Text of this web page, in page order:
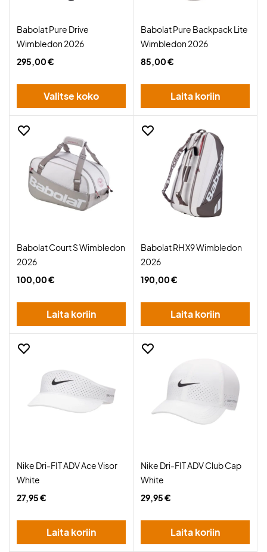
Babolat Pure Drive
Wimbledon 2026
295,00 €
Valitse koko
Babolat Pure Backpack Lite
Wimbledon 2026
85,00 €
Laita koriin
Babolat Court S Wimbledon
2026
100,00 €
Laita koriin
Babolat RH X9 Wimbledon
2026
190,00 €
Laita koriin
Nike Dri-FIT ADV Ace Visor
White
27,95 €
Laita koriin
Nike Dri-FIT ADV Club Cap
White
29,95 €
Laita koriin